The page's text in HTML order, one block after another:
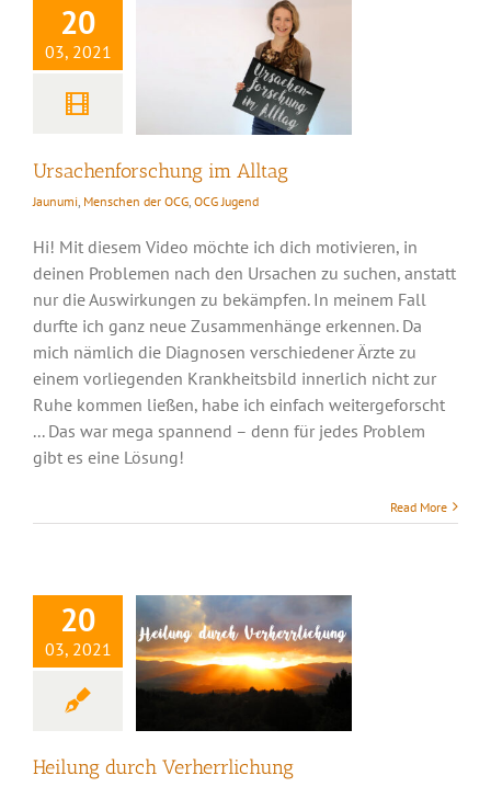
20
03, 2021
Ursachenforschung im Alltag
Jaunumi Menschen der OCG OCG Jugend
Hi! Mit diesem Video möchte ich dich motivieren, in
deinen Problemen nach den Ursachen zu suchen, anstatt
nur die Auswirkungen zu bekämpfen. In meinem Fall
durfte ich ganz neue Zusammenhänge erkennen. Da
mich nämlich die Diagnosen verschiedener Ärzte zu
einem vorliegenden Krankheitsbild innerlich nicht zur
Ruhe kommen ließen, habe ich einfach weitergeforscht
... Das war mega spannend – denn für jedes Problem
gibt es eine Lösung!
Read More
20
03, 2021
Heilung durch Verherrlichung